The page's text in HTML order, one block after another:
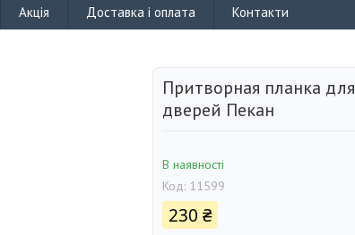
Акція Доставка і оплата Контакти
Притворная планка для
дверей Пекан
В наявності
Код: 11599
230 ₴